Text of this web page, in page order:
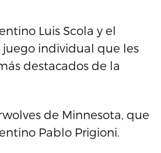
Luis Scola y el
juego individual que les
destacados de la
de Minnesota, que
Pablo Prigioni.